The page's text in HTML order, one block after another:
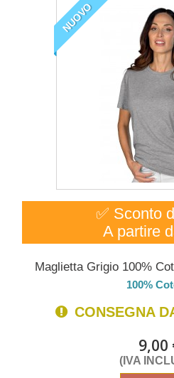
NUOVO
✅ Sconto
A partire
Maglietta Grigio 100%
100%
CONSEGNA
9,00
(IVA